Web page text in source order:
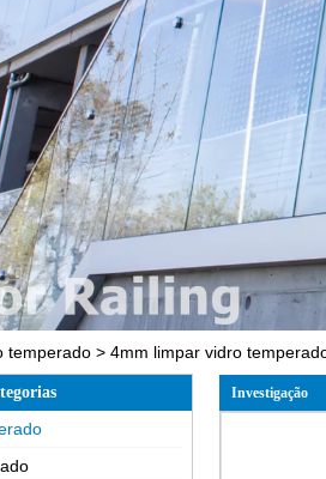
temperado > 4mm limpar vidro
Investigação